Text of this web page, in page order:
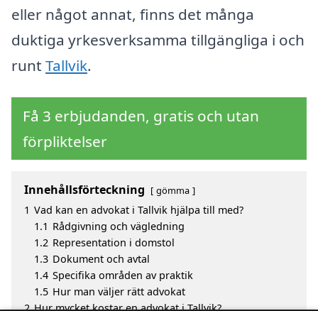
eller något annat, finns det många
duktiga yrkesverksamma tillgängliga i och
runt Tallvik.
Få 3 erbjudanden, gratis och utan
förpliktelser
Innehållsförteckning gömma
1 Vad kan en advokat i Tallvik hjälpa till med?
1.1 Rådgivning och vägledning
1.2 Representation i domstol
1.3 Dokument och avtal
1.4 Specifika områden av praktik
1.5 Hur man väljer rätt advokat
2 Hur mycket kostar en advokat i Tallvik?